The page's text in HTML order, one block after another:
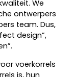
We
ontwerpers
team. Dus,
design”,
voerkorrels
is, hun